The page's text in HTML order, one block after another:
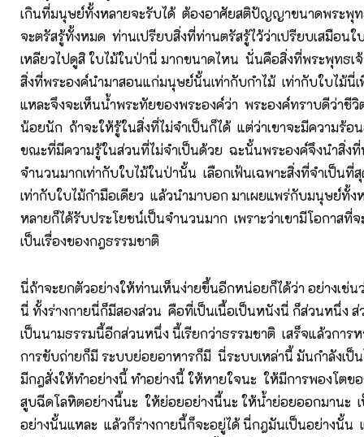
เกินที่มนุษย์ทั้งหลายจะรับได้ ต้องอาศัยสติปัญญาขนาดพระพุท
จะตรัสรู้ทั้งหมด ท่านเปรียบสิ่งที่ท่านตรัสรู้ไว้ว่าเปรียบเสมือน
เหลียวไปดูสิ ใบไม้ในป่านี่ มากขนาดไหน นั่นคือสิ่งที่พระพุทธเ
สิ่งที่พระองค์นำมาสอนแก่มนุษย์นั้นเท่ากับกำไม้ เท่ากับใบไม้นี่
แหละจึงจะเห็นน้ำพระทัยของพระองค์ว่า พระองค์ทราบดีว่าชี
น้อยนัก ถ้าจะให้รู้ในสิ่งที่ไม่จำเป็นก็ได้ แต่ว่าเขาจะมีความร้อ
ขณะที่มีความรู้ในส่วนที่ไม่จำเป็นด้วย ฉะนั้นพระองค์จึงนำสิ่งที่
จำนวนมากเท่ากับใบไม้ในป่านั้น เลือกเฟ้นเฉพาะสิ่งที่จำเป็นที่
เท่ากับใบไม้กำมือเดียว แล้วนำมาบอก มาเผยแพร่กับมนุษย์ทั้
หลายก็ได้รับประโยชน์เป็นจำนวนมาก เพราะว่าเขามีโอกาสที่
เป็นเรื่องของกฎธรรมชาติ
นี่ถ้าจะยกตัวอย่างให้ท่านเห็นง่ายขึ้นอีกหน่อยก็ได้ว่า อย่างเช่นว่
นี่ ทั้งร่างกายนี่ก็มีสองส่วน คือที่เป็นเนื้อเป็นหนังนี่ ก็ส่วนหนึ่ง ส่
เป็นนามธรรมนี้อีกส่วนหนึ่ง นี้เรียกว่าธรรมชาติ เสร็จแล้วการ
การขับถ่ายก็มี ระบบย่อยอาหารก็มี นี่ระบบเหล่านี้ มันกำลังเ
มีกฎสั่งให้ทำอย่างนี้ ทำอย่างนี้ ให้หายใจนะ ให้มีการพองโตข
สูบฉีดโลหิตอย่างนี้นะ ให้ย่อยอย่างนี้นะ ให้น้ำย่อยออกมานะ
อย่างนั้นแหละ แล้วก็ร่างกายนี้ก็จะอยู่ได้ นี่กฎมันเป็นอย่างนั้น